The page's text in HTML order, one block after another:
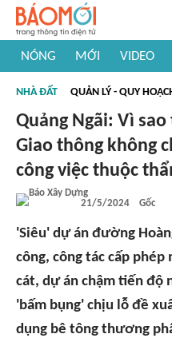
NÓNG MỚI VIDEO
#Khám phá thế giới
NHÀ ĐẤT QUẢN LÝ - QUY
Quảng Ngãi: Vì
Giao thông không
công việc thuộc
21/5/2024 Gốc
'Siêu' dự án đường
công, công tác cấp
cát, dự án chậm tiến độ
'bấm bụng' chịu lỗ đề
dụng bê tông thương